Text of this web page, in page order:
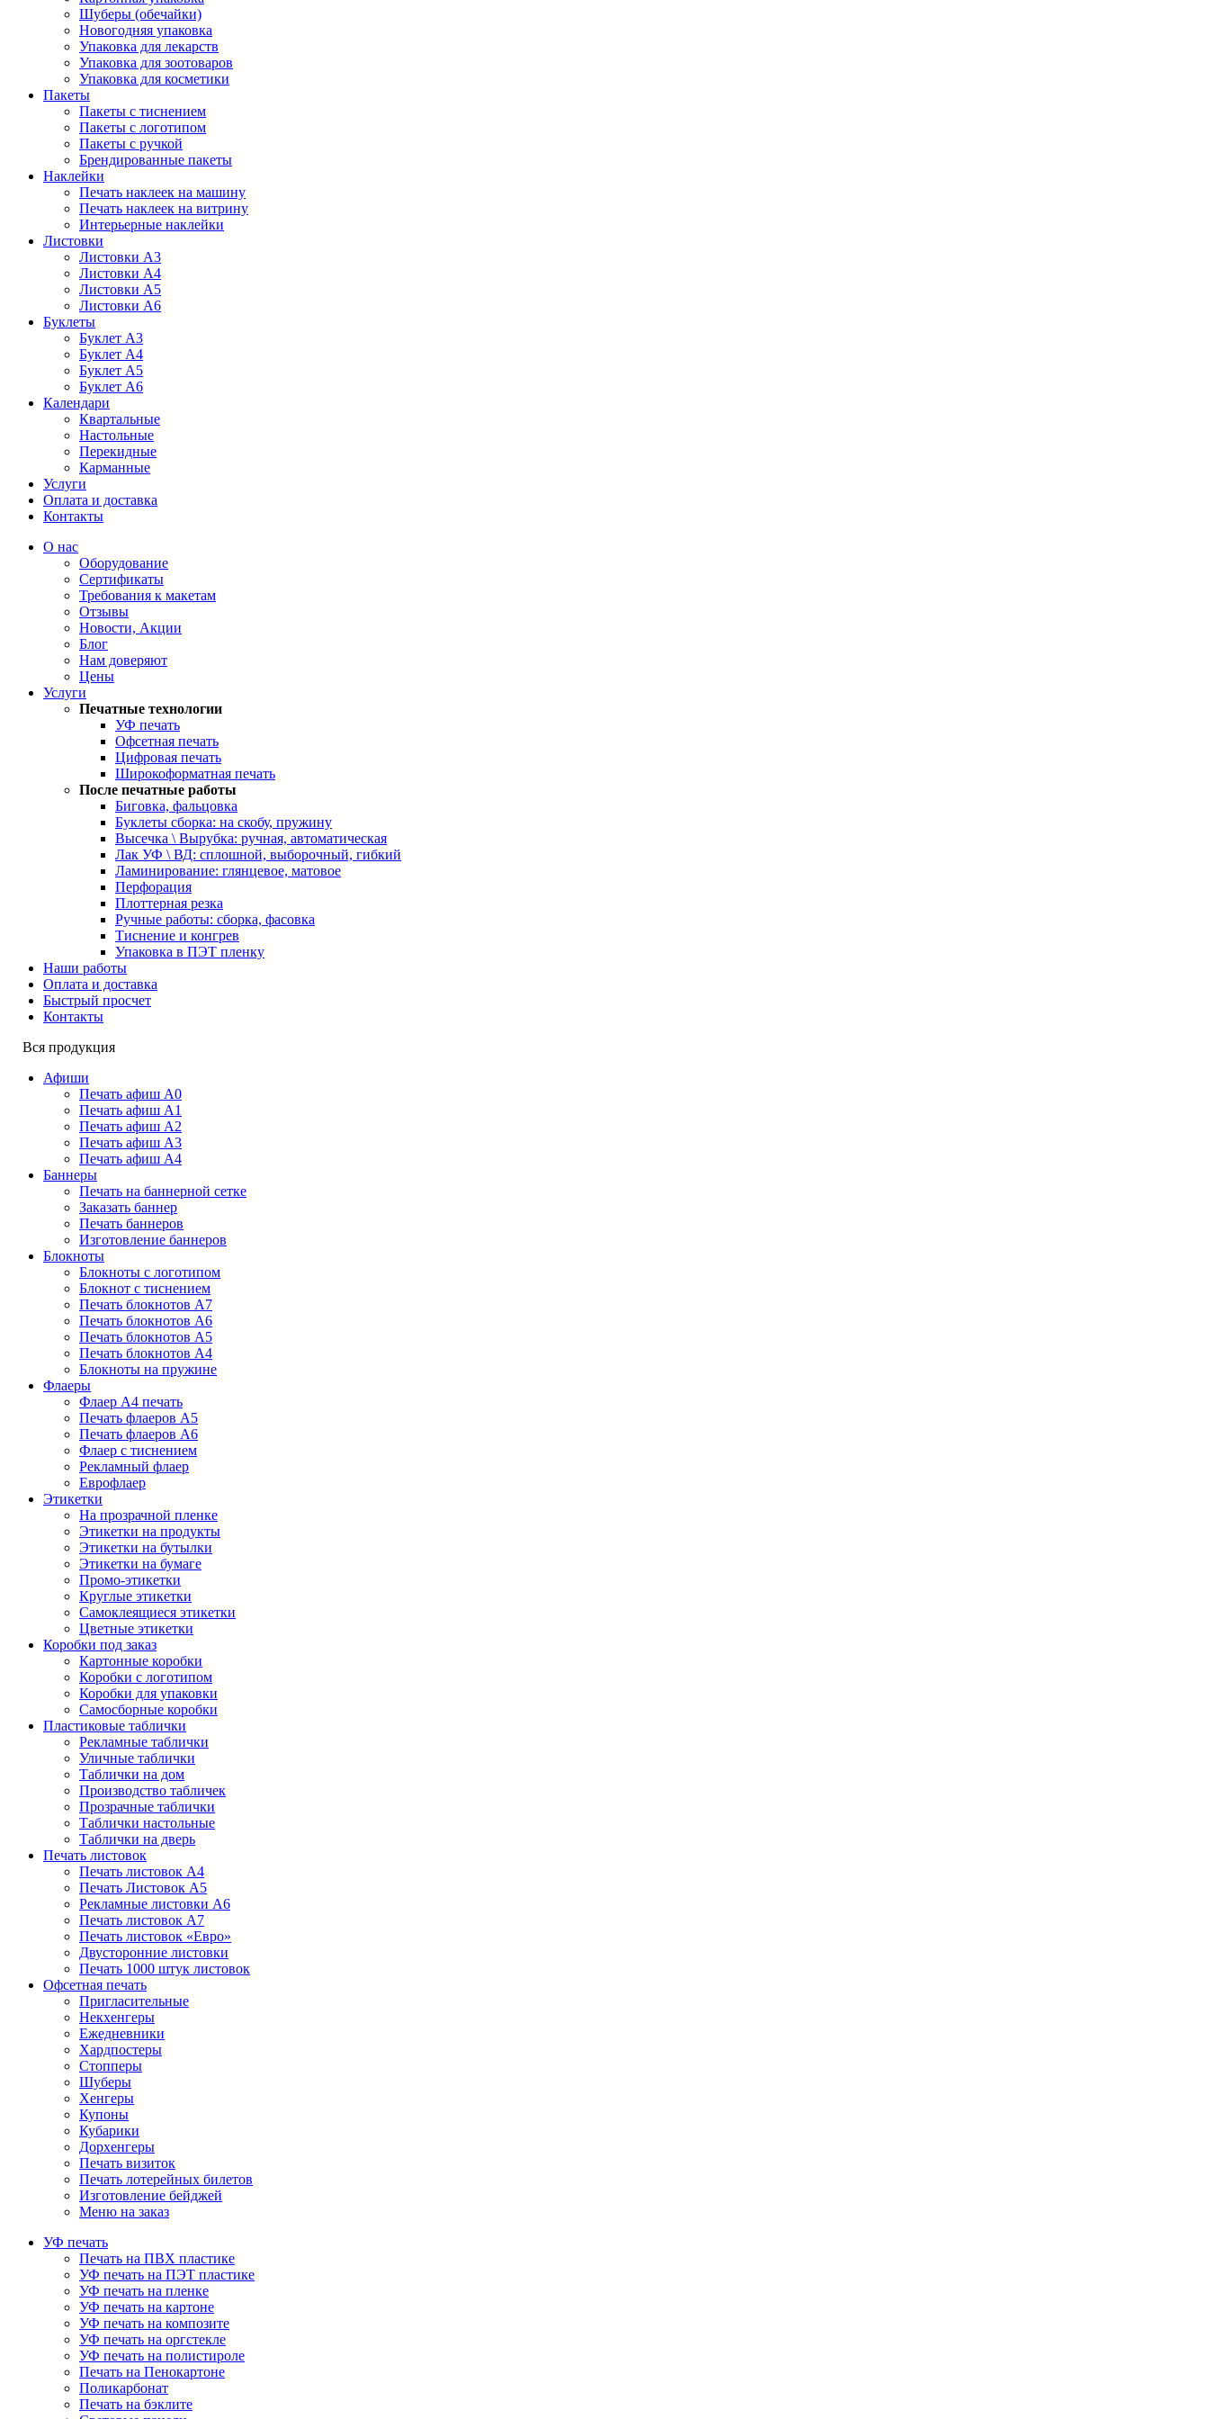
Шуберы (обечайки)
Новогодняя упаковка
Упаковка для лекарств
Упаковка для зоотоваров
Упаковка для косметики
Пакеты
Пакеты с тиснением
Пакеты с логотипом
Пакеты с ручкой
Брендированные пакеты
Наклейки
Печать наклеек на машину
Печать наклеек на витрину
Интерьерные наклейки
Листовки
Листовки А3
Листовки А4
Листовки А5
Листовки А6
Буклеты
Буклет А3
Буклет А4
Буклет А5
Буклет А6
Календари
Квартальные
Настольные
Перекидные
Карманные
Услуги
Оплата и доставка
Контакты
О нас
Оборудование
Сертификаты
Требования к макетам
Отзывы
Новости, Акции
Блог
Нам доверяют
Цены
Услуги
Печатные технологии
УФ печать
Офсетная печать
Цифровая печать
Широкоформатная печать
После печатные работы
Биговка, фальцовка
Буклеты сборка: на скобу, пружину
Высечка \ Вырубка: ручная, автоматическая
Лак УФ \ ВД: сплошной, выборочный, гибкий
Ламинирование: глянцевое, матовое
Перфорация
Плоттерная резка
Ручные работы: сборка, фасовка
Тиснение и конгрев
Упаковка в ПЭТ пленку
Наши работы
Оплата и доставка
Быстрый просчет
Контакты
Вся продукция
Афиши
Печать афиш А0
Печать афиш А1
Печать афиш А2
Печать афиш А3
Печать афиш А4
Баннеры
Печать на баннерной сетке
Заказать баннер
Печать баннеров
Изготовление баннеров
Блокноты
Блокноты с логотипом
Блокнот с тиснением
Печать блокнотов А7
Печать блокнотов А6
Печать блокнотов А5
Печать блокнотов А4
Блокноты на пружине
Флаеры
Флаер А4 печать
Печать флаеров А5
Печать флаеров А6
Флаер с тиснением
Рекламный флаер
Еврофлаер
Этикетки
На прозрачной пленке
Этикетки на продукты
Этикетки на бутылки
Этикетки на бумаге
Промо-этикетки
Круглые этикетки
Самоклеящиеся этикетки
Цветные этикетки
Коробки под заказ
Картонные коробки
Коробки с логотипом
Коробки для упаковки
Самосборные коробки
Пластиковые таблички
Рекламные таблички
Уличные таблички
Таблички на дом
Производство табличек
Прозрачные таблички
Таблички настольные
Таблички на дверь
Печать листовок
Печать листовок А4
Печать Листовок А5
Рекламные листовки А6
Печать листовок А7
Печать листовок «Евро»
Двусторонние листовки
Печать 1000 штук листовок
Офсетная печать
Пригласительные
Некхенгеры
Ежедневники
Хардпостеры
Стопперы
Шуберы
Хенгеры
Купоны
Кубарики
Дорхенгеры
Печать визиток
Печать лотерейных билетов
Изготовление бейджей
Меню на заказ
УФ печать
Печать на ПВХ пластике
УФ печать на ПЭТ пластике
УФ печать на пленке
УФ печать на картоне
УФ печать на композите
УФ печать на оргстекле
УФ печать на полистироле
Печать на Пенокартоне
Поликарбонат
Печать на бэклите